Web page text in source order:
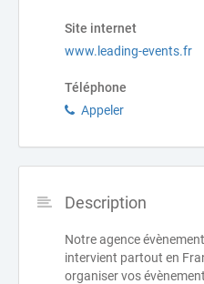
Site internet
www.leading-events.fr
Téléphone
Appeler
Description
Notre agence
intervient partout en
organiser vos